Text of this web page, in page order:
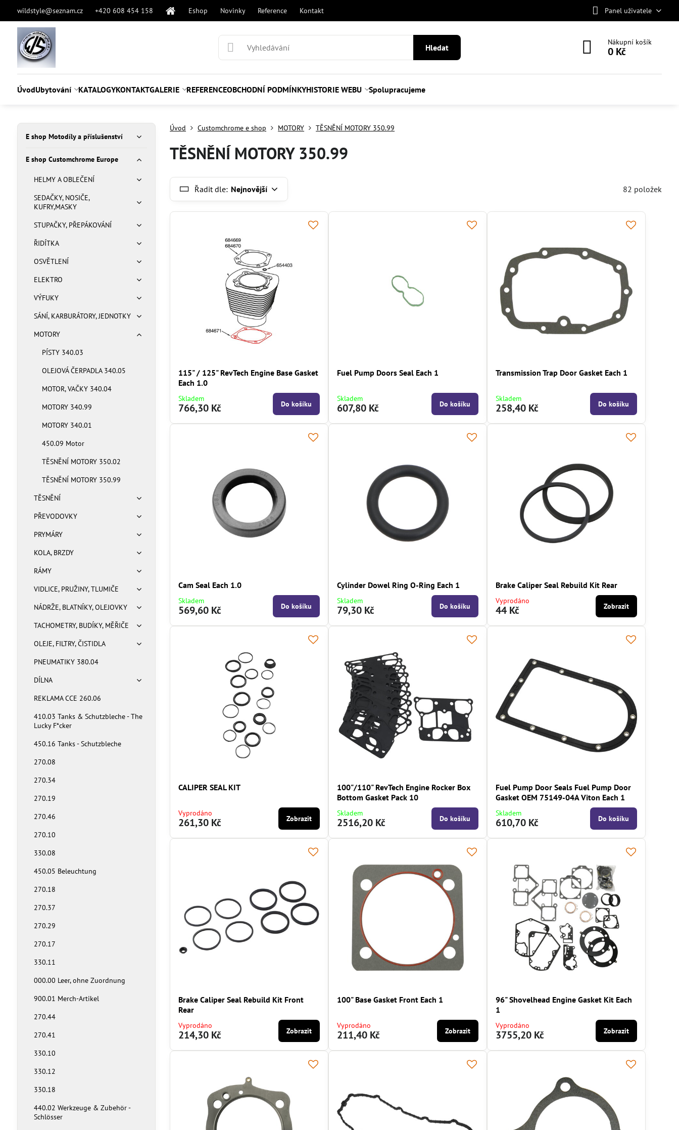
wildstyle@seznam.cz +420 608 454 158 Eshop Novinky Reference Kontakt Panel uživatele
Hledat
Nákupní košík
0 Kč
ÚvodUbytování KATALOGYKONTAKTGALERIE REFERENCEOBCHODNÍ PODMÍNKYHISTORIE WEBU Spolupracujeme
Úvod Customchrome e shop MOTORY TĚSNĚNÍ MOTORY 350.99
TĚSNĚNÍ MOTORY 350.99
Řadit dle: Nejnovější 82 položek
115" / 125" RevTech Engine Base Gasket
Each 1.0
Skladem
766,30 Kč Do košíku
Fuel Pump Doors Seal Each 1
Skladem
607,80 Kč Do košíku
Transmission Trap Door Gasket Each 1
Skladem
258,40 Kč Do košíku
Cam Seal Each 1.0
Skladem
569,60 Kč Do košíku
Cylinder Dowel Ring O-Ring Each 1
Skladem
79,30 Kč Do košíku
Brake Caliper Seal Rebuild Kit Rear
Vyprodáno
44 Kč Zobrazit
CALIPER SEAL KIT
Vyprodáno
261,30 Kč Zobrazit
100"/110" RevTech Engine Rocker Box
Bottom Gasket Pack 10
Skladem
2516,20 Kč Do košíku
Fuel Pump Door Seals Fuel Pump Door
Gasket OEM 75149-04A Viton Each 1
Skladem
610,70 Kč Do košíku
Brake Caliper Seal Rebuild Kit Front
Rear
Vyprodáno
214,30 Kč Zobrazit
100" Base Gasket Front Each 1
Vyprodáno
211,40 Kč Zobrazit
96" Shovelhead Engine Gasket Kit Each
1
Vyprodáno
3755,20 Kč Zobrazit
E shop Motodíly a příslušenství
E shop Customchrome Europe
HELMY A OBLEČENÍ
SEDAČKY, NOSIČE,
KUFRY,MASKY
STUPAČKY, PŘEPÁKOVÁNÍ
ŘIDÍTKA
OSVĚTLENÍ
ELEKTRO
VÝFUKY
SÁNÍ, KARBURÁTORY, JEDNOTKY
MOTORY
PÍSTY 340.03
OLEJOVÁ ČERPADLA 340.05
MOTOR, VAČKY 340.04
MOTORY 340.99
MOTORY 340.01
450.09 Motor
TĚSNĚNÍ MOTORY 350.02
TĚSNĚNÍ MOTORY 350.99
TĚSNĚNÍ
PŘEVODOVKY
PRYMÁRY
KOLA, BRZDY
RÁMY
VIDLICE, PRUŽINY, TLUMIČE
NÁDRŽE, BLATNÍKY, OLEJOVKY
TACHOMETRY, BUDÍKY, MĚŘIČE
OLEJE, FILTRY, ČISTIDLA
PNEUMATIKY 380.04
DÍLNA
REKLAMA CCE 260.06
410.03 Tanks & Schutzbleche - The
Lucky F*cker
450.16 Tanks - Schutzbleche
270.08
270.34
270.19
270.46
270.10
330.08
450.05 Beleuchtung
270.18
270.37
270.29
270.17
330.11
000.00 Leer, ohne Zuordnung
900.01 Merch-Artikel
270.44
270.41
330.10
330.12
330.18
440.02 Werkzeuge & Zubehör -
Schlösser